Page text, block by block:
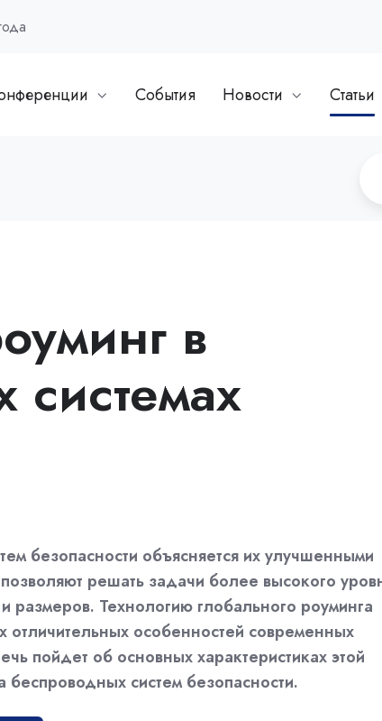
События Новости Статьи
в
безопасности объясняется их улучшенными
решать задачи более высокого
Технологию глобального роуминга
особенностей современных
пойдет об основных характеристиках этой
систем безопасности.